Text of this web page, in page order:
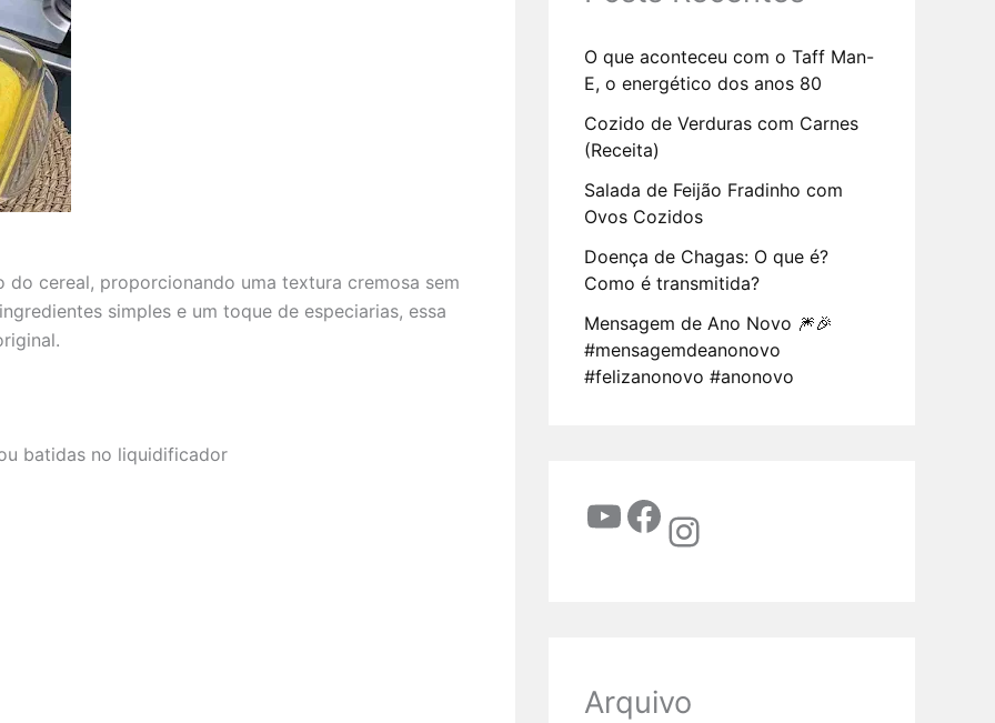
do cereal, proporcionando uma textura cremosa sem
simples e um toque de especiarias, essa
batidas no liquidificador
O que aconteceu com o Taff Man-
E, o energético dos anos 80
Cozido de Verduras com Carnes
(Receita)
Salada de Feijão Fradinho com
Ovos Cozidos
Doença de Chagas: O que é?
Como é transmitida?
Mensagem de Ano Novo 🎆🎉
#mensagemdeanonovo
#felizanonovo #anonovo
Arquivo